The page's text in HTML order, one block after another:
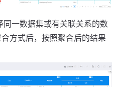
同一数据集或有关联关系的数
方式后，按照聚合后的结果